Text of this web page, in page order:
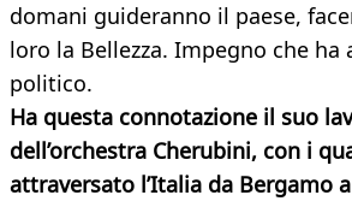
domani guideranno il paese,
loro la Bellezza. Impegno che ha
politico.
Ha questa connotazione il suo
dell’orchestra Cherubini, con i
attraversato l’Italia da Bergamo